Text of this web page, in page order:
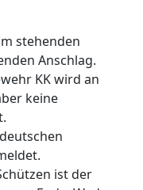
stehenden
Anschlag.
KK wird an
keine
ist der